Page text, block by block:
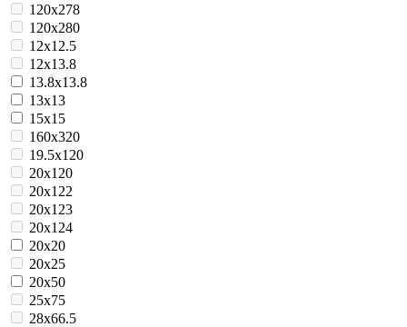
120x278
120x280
12x12.5
12x13.8
13.8x13.8
13x13
15x15
160x320
19.5x120
20x120
20x122
20x123
20x124
20x20
20x25
20x50
25x75
28x66.5